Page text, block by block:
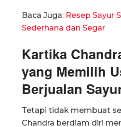
Baca Juga: Resep Sayur
Sederhana dan Segar
Kartika
yang Memilih
Berjualan
Tetapi tidak membuat
Chandra berdiam diri